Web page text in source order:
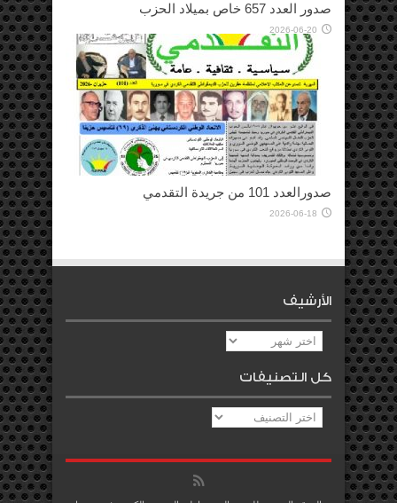
صدور العدد 657 خاص بميلاد الحزب
2026-06-20
صدورالعدد 101 من جريدة التقدمي
2026-06-18
الأرشيف
الأرشيف
كل التصنيفات
كل
التصنيفات